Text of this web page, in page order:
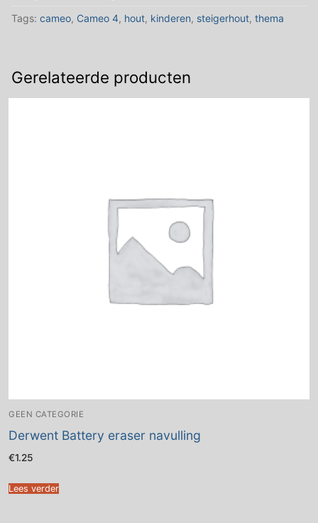
Tags: cameo, Cameo 4, hout, kinderen, steigerhout, thema
Gerelateerde producten
GEEN CATEGORIE
Derwent Battery eraser navulling
€1.25
Lees verder